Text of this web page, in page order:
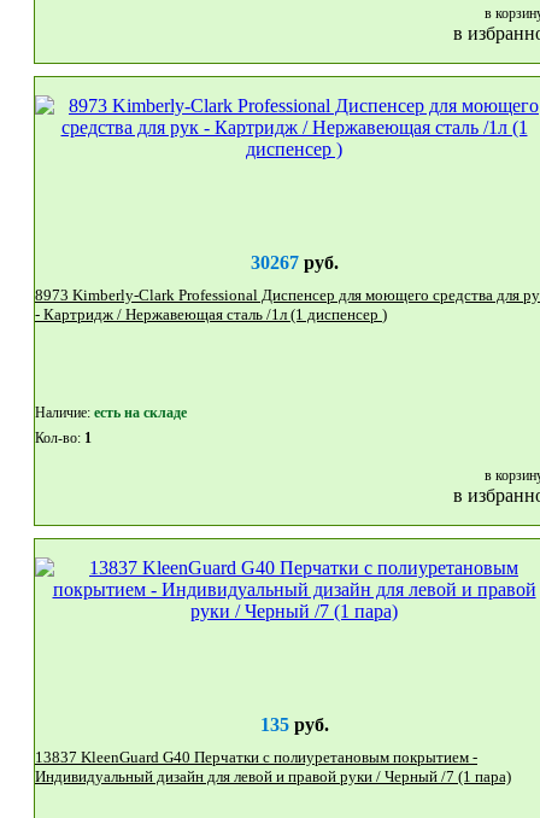
в
в
30267руб.
8973 Kimberly-Clark Professional Диспенсер для моющего средства для рук
- Картридж / Нержавеющая сталь /1л (1 диспенсер )
Наличие: eсть на складе
Кол-во: 1
в
в
135руб.
13837 KleenGuard G40 Перчатки с полиуретановым покрытием -
Индивидуальный дизайн для левой и правой руки / Черный /7 (1 пара)